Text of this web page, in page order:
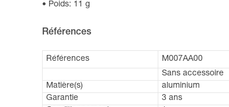
Poids: 11 g
Références
Références M007AA00
Sans accessoire
Matière(s)
aluminium
Garantie
3 ans